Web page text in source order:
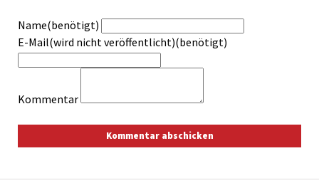
Name(benötigt)
E-Mail(wird nicht veröffentlicht)(benötigt)
Kommentar